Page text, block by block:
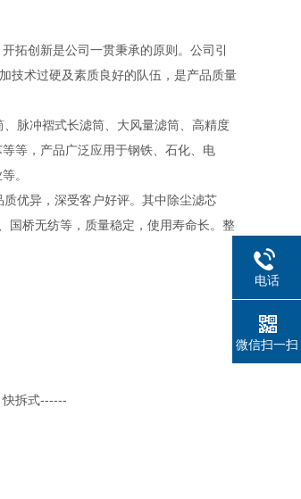
拓创新是公司一贯秉承的原则。公司引
技术过硬及素质良好的队伍，是产品质量
脉冲褶式长滤筒、大风量滤筒、高精度
等，产品广泛应用于钢铁、石化、电
。
优异，深受客户好评。其中除尘滤芯
国桥无纺等，质量稳定，使用寿命长。整
快拆式------
电话
微信扫一扫